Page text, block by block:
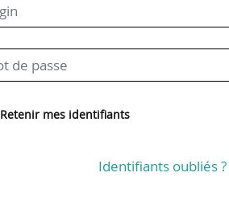
Retenir mes identifiants
Identifiants oubliés ?